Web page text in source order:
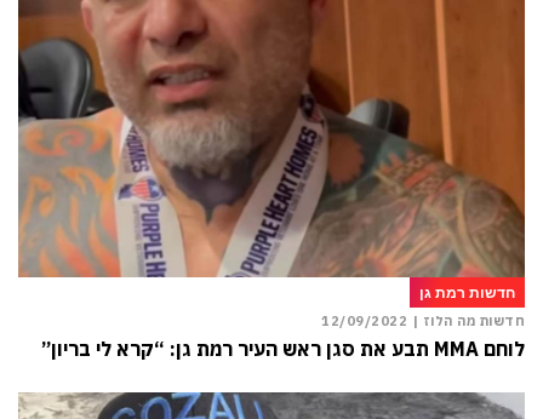
חדשות רמת גן
חדשות מה הלוז | 12/09/2022
לוחם MMA תבע את סגן ראש העיר רמת גן: “קרא לי בריון”